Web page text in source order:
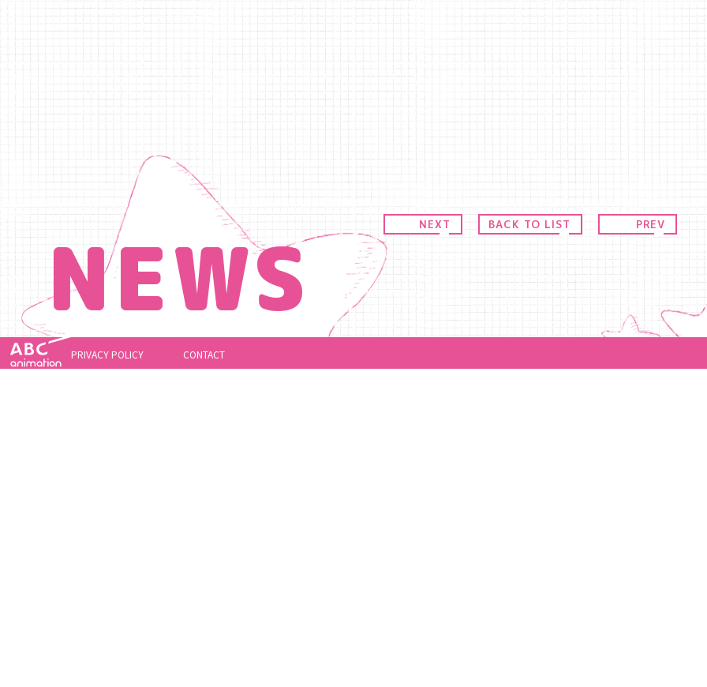
NEWS
・12/25(木)0:00～
https://eplus.jp/sf/word/0000095330
【VIPチケット】
https://eplus.jp/sf/detail/4456980001-P0030001
※SOLD OUT
■チケット発売日時
NEXT PREV
BACK TO LIST
PRIVACY POLICY CONTACT